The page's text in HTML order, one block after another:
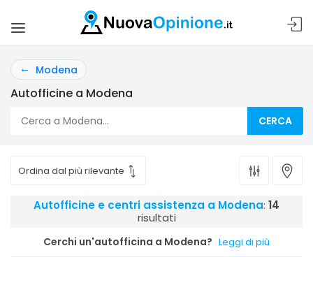
Modena
Autofficine a Modena
CERCA
Autofficine e centri assistenza a Modena: 14
risultati
Cerchi un'autofficina a Modena? Leggi di più